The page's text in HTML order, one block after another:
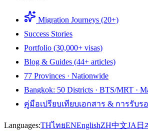
Migration Journeys (20+)
Success Stories
Portfolio (30,000+ visas)
Blog & Guides (44+ articles)
77 Provinces · Nationwide
Bangkok: 50 Districts · BTS/MRT ·
คู่มือเปรียบเทียบเอกสาร & การรับร
Languages:THไทยENEnglishZH中文JA 日